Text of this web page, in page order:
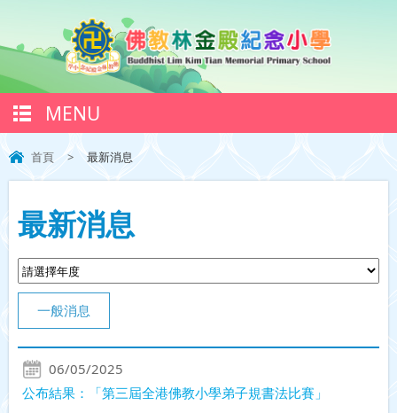
MENU
首頁 > 最新消息
最新消息
一般消息
06/05/2025
公布結果：「第三屆全港佛教小學弟子規書法比賽」